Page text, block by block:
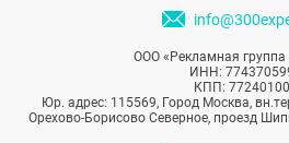
ООО «Рекламная
ИНН:
КПП:
Юр. адрес: 115569, Город Москва,
Орехово-Борисово Северное, проезд